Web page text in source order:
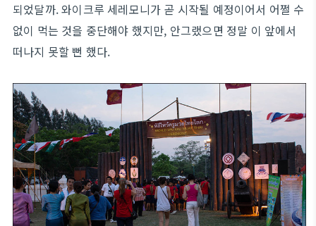
되었달까. 와이크루 세레모니가 곧 시작될 예정이어서 어쩔 수
없이 먹는 것을 중단해야 했지만, 안그랬으면 정말 이 앞에서
떠나지 못할 뻔 했다.